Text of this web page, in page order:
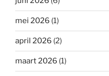
mei 2026 (1)
april 2026 (2)
maart 2026 (1)